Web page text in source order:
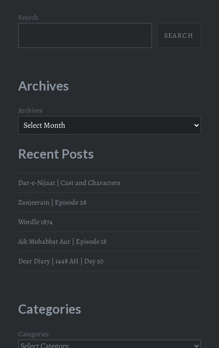
Search
SEARCH
Archives
Archives
Recent Posts
Dar-e-Nijaat | Cast and Characters
Zanjeerain | Episode 28
Wordle 1874
Aik Mohabbat Aur | Episode 18
Dear Diary | 1448 AH | Day 50
Categories
Categories